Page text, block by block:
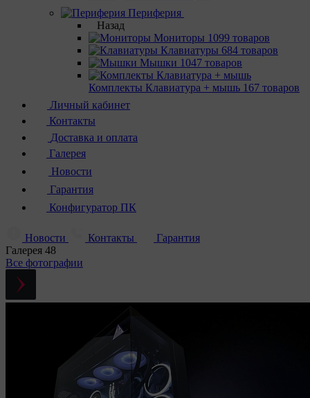
Периферия
Назад
Мониторы 1099 товаров
Клавиатуры 684 товаров
Мышки 1047 товаров
Комплекты Клавиатура + мышь 167 товаров
Личный кабинет
Контакты
Доставка и оплата
Галерея
Новости
Гарантия
Конфигуратор ПК
Новости Контакты
Гарантия
Галерея 48
Все фотографии